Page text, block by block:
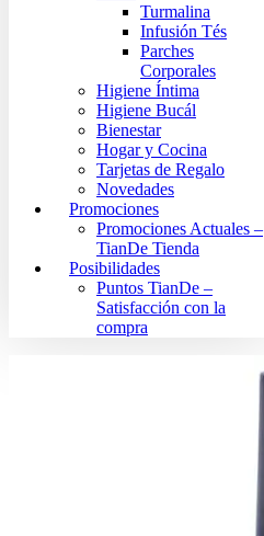
Turmalina
Infusión Tés
Parches
Corporales
Higiene Íntima
Higiene Bucál
Bienestar
Hogar y Cocina
Tarjetas de Regalo
Novedades
Promociones
Promociones Actuales –
TianDe Tienda
Posibilidades
Puntos TianDe –
Satisfacción con la
compra